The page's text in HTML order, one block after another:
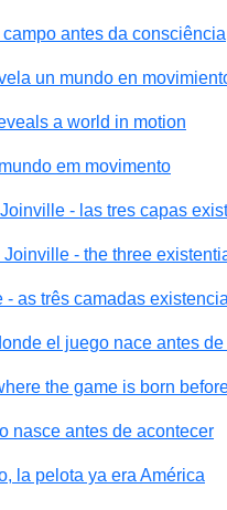
antes da consciência
un mundo en
a world in motion
em movimento
- las tres capas
- the three
as três camadas
el juego nace antes
the game is born
nasce antes de acontecer
la pelota ya era América